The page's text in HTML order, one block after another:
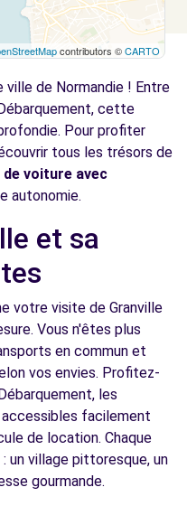
contributors ©CARTO
ville de Normandie ! Entre
cette
Pour profiter
tous les trésors de
voiture avec
autonomie.
et sa
votre visite de Granville
Vous n'êtes plus
en commun et
vos envies. Profitez-
les
facilement
de location. Chaque
un village pittoresque, un
gourmande.